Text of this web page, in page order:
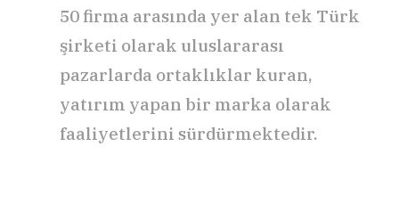
50 firma arasında yer alan tek Türk
şirketi olarak uluslararası
pazarlarda ortaklıklar kuran,
yatırım yapan bir marka olarak
faaliyetlerini sürdürmektedir.